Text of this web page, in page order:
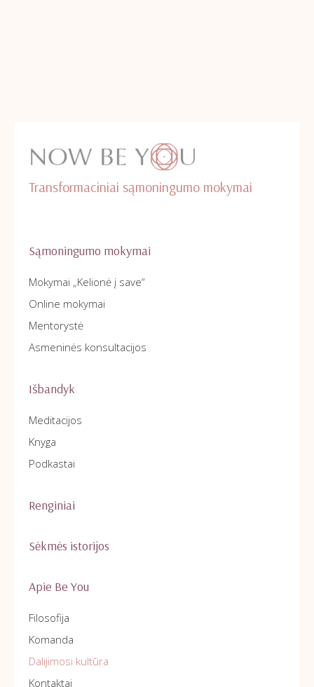
Transformaciniai sąmoningumo mokymai
Sąmoningumo mokymai
Mokymai „Kelionė į save“
Online mokymai
Mentorystė
Asmeninės konsultacijos
Išbandyk
Meditacijos
Knyga
Podkastai
Renginiai
Sėkmės istorijos
Apie Be You
Filosofija
Komanda
Dalijimosi kultūra
Kontaktai